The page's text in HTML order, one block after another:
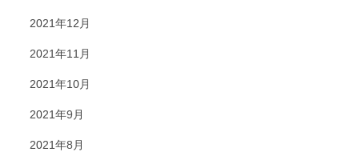
2021年12月
2021年11月
2021年10月
2021年9月
2021年8月